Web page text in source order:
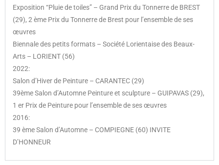
Exposition “Pluie de toiles” – Grand Prix du Tonnerre de BREST
(29), 2 ème Prix du Tonnerre de Brest pour l’ensemble de ses
œuvres
Biennale des petits formats – Société Lorientaise des Beaux-
Arts – LORIENT (56)
2022:
Salon d’Hiver de Peinture – CARANTEC (29)
39ème Salon d’Automne Peinture et sculpture – GUIPAVAS (29),
1 er Prix de Peinture pour l’ensemble de ses œuvres
2016:
39 ème Salon d’Automne – COMPIEGNE (60) INVITE
D’HONNEUR